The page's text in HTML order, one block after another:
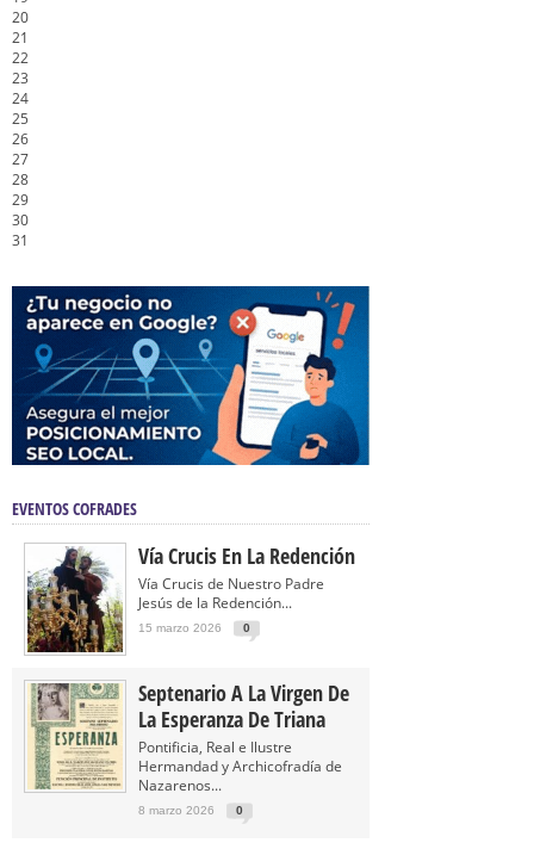
20
21
22
23
24
25
26
27
28
29
30
31
EVENTOS COFRADES
Vía Crucis En La Redención
Vía Crucis de Nuestro Padre
Jesús de la Redención...
15 marzo 2026 0
Septenario A La Virgen De
La Esperanza De Triana
Pontificia, Real e Ilustre
Hermandad y Archicofradía de
Nazarenos...
8 marzo 2026 0